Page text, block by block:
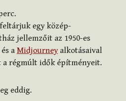
egy közép-
jellemzőit az 1950-es
és a Midjourneyalkotásaival
a régmúlt idők építményeit.
eddig.